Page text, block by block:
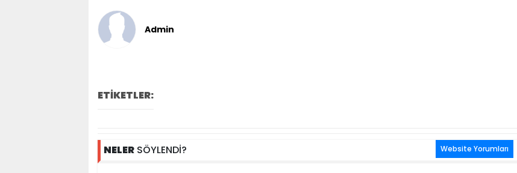
Admin
ETİKETLER:
NELER SÖYLENDİ? Website Yorumları